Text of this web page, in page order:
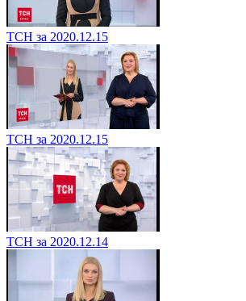
ТСН за 2020.12.15
ТСН за 2020.12.15
ТСН за 2020.12.14